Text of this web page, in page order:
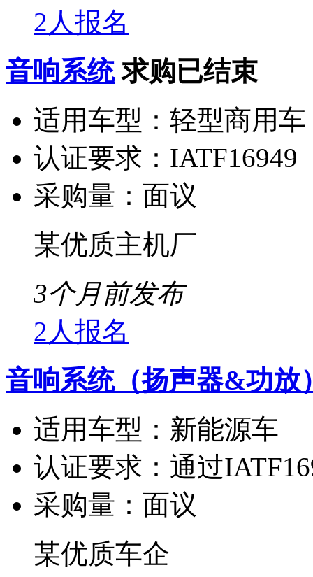
2人报名
音响系统 求购已结束
适用车型： 轻型商用车
认证要求： IATF16949
采购量： 面议
某优质主机厂
3个月前发布
2人报名
音响系统（扬声器&功放
适用车型： 新能源车
认证要求： 通过
采购量： 面议
某优质车企